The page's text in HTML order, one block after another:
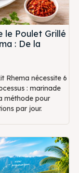
le Poulet Grillé
: De la
Rhema nécessite 6
: marinade
méthode pour
par jour.